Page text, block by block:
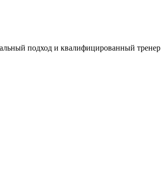
подход и квалифицированный тренер